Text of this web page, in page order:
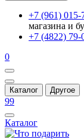
+7 (961) 015-
магазина и
+7 (4822) 79-
0
Каталог Другое
99
Каталог